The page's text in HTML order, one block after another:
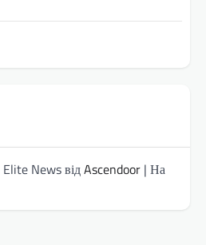
Elite News відAscendoor | На